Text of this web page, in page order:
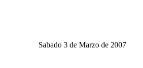
Sabado 3 de Marzo de 2007